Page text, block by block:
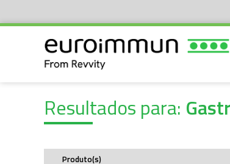
Resultados para:
Produto(s)